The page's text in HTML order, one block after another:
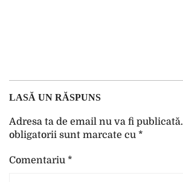
LASĂ UN RĂSPUNS
Adresa ta de email nu va fi publicată.
obligatorii sunt marcate cu *
Comentariu *